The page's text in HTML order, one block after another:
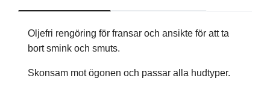
Oljefri rengöring för fransar och ansikte för att ta
bort smink och smuts.
Skonsam mot ögonen och passar alla hudtyper.